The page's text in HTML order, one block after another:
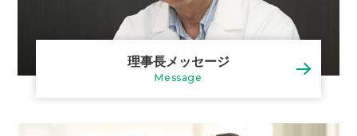
理事長メッセージ
Message